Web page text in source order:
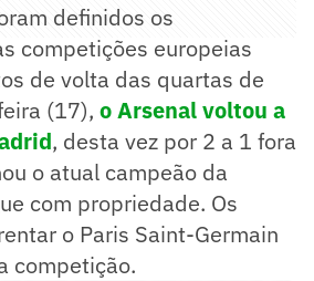
definidos os
competições europeias
de volta das quartas de
(17), o Arsenal voltou a
, desta vez por 2 a 1 fora
o atual campeão da
com propriedade. Os
o Paris Saint-Germain
competição.